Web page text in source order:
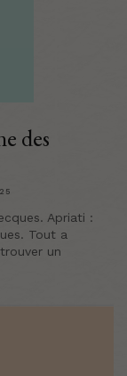
des
Apriati :
Tout a
un